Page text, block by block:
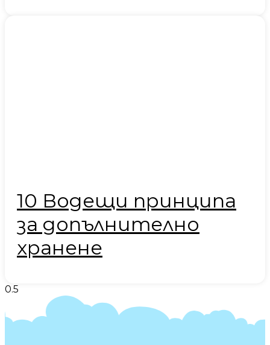
10 Водещи принципа
за допълнително
хранене